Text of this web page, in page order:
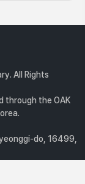
All Rights
through the OAK
do, 16499,